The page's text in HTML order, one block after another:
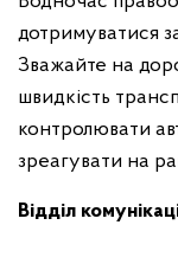
дотримуватися
Зважайте на
швидкість
контролювати
зреагувати на
Відділ